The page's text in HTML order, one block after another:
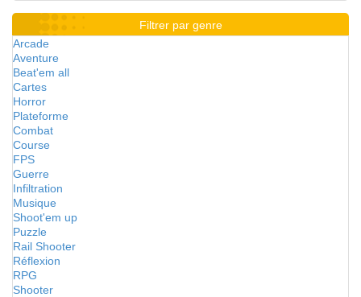
Filtrer par genre
Arcade
Aventure
Beat'em all
Cartes
Horror
Plateforme
Combat
Course
FPS
Guerre
Infiltration
Musique
Shoot'em up
Puzzle
Rail Shooter
Réflexion
RPG
Shooter